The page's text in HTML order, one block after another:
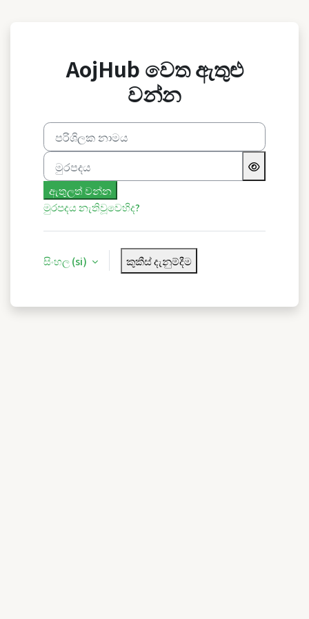
AojHub වෙත ඇතුළු
වන්න
පරිශිලක නාමය
මුරපදය
ඇතුලත් වන්න
මුරපදය නැතිවූවෙහිද?
සිංහල ‎(si)‎ කුකීස් දැනුම්දීම